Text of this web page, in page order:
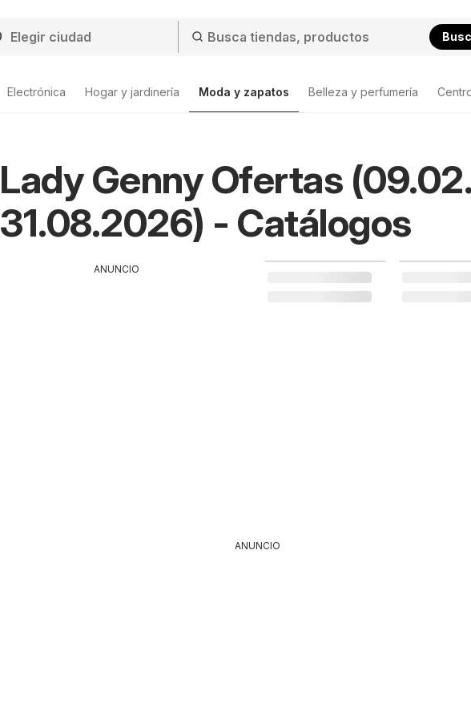
Electrónica Hogar y jardinería Moda y zapatos Belleza y perfumería
Lady Genny Ofertas
31.08.2026) - Catálogos
ANUNCIO
ANUNCIO